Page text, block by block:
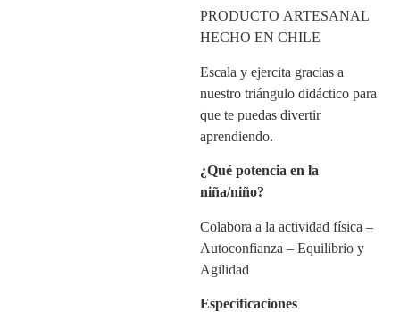
PRODUCTO ARTESANAL
HECHO EN CHILE
Escala y ejercita gracias a
nuestro triángulo didáctico para
que te puedas divertir
aprendiendo.
¿Qué potencia en la
niña/niño?
Colabora a la actividad física –
Autoconfianza – Equilibrio y
Agilidad
Especificaciones